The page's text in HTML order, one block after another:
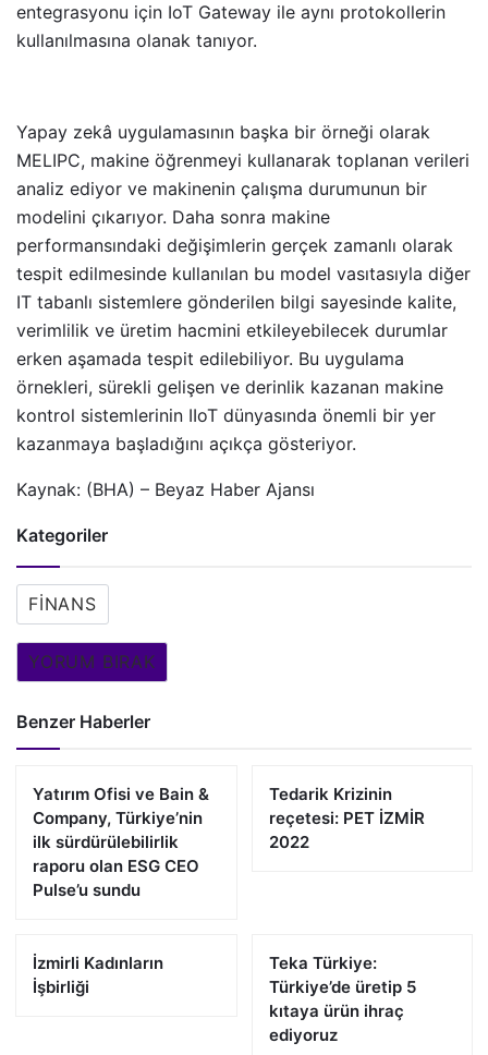
entegrasyonu için IoT Gateway ile aynı protokollerin
kullanılmasına olanak tanıyor.
Yapay zekâ uygulamasının başka bir örneği olarak
MELIPC, makine öğrenmeyi kullanarak toplanan verileri
analiz ediyor ve makinenin çalışma durumunun bir
modelini çıkarıyor. Daha sonra makine
performansındaki değişimlerin gerçek zamanlı olarak
tespit edilmesinde kullanılan bu model vasıtasıyla diğer
IT tabanlı sistemlere gönderilen bilgi sayesinde kalite,
verimlilik ve üretim hacmini etkileyebilecek durumlar
erken aşamada tespit edilebiliyor. Bu uygulama
örnekleri, sürekli gelişen ve derinlik kazanan makine
kontrol sistemlerinin IIoT dünyasında önemli bir yer
kazanmaya başladığını açıkça gösteriyor.
Kaynak: (BHA) – Beyaz Haber Ajansı
Kategoriler
FINANS
YORUM BIRAK
Benzer Haberler
Yatırım Ofisi ve Bain &
Company, Türkiye’nin
ilk sürdürülebilirlik
raporu olan ESG CEO
Pulse’u sundu
Tedarik Krizinin
reçetesi: PET İZMİR
2022
İzmirli Kadınların
İşbirliği
Teka Türkiye:
Türkiye’de üretip 5
kıtaya ürün ihraç
ediyoruz